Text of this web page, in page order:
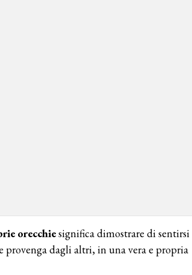
orecchiesignifica dimostrare di sentirsi
dagli altri, in una vera e propria